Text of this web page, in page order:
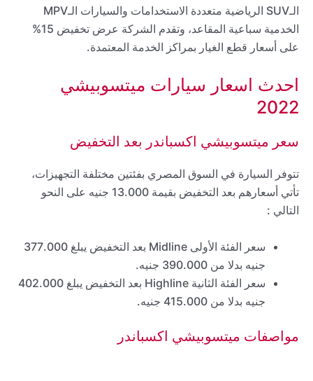
الـSUV الرياضية متعددة الاستخدامات والسيارات الـMPV
الخدمية سباعية المقاعد، وتقدم الشركة عرض تخفيض 15%
على أسعار قطع الغيار بمراكز الخدمة المعتمدة.
احدث اسعار سيارات ميتسوبيشي
2022
سعر ميتسوبيشي اكسباندر بعد التخفيض
تتوفر السيارة في السوق المصري بفئتين مختلفة التجهيزات،
تأتي أسعارهم بعد التخفيض بقيمة 13.000 جنيه على النحو
التالي :
سعر الفئة الأولى Midline بعد التخفيض يبلغ 377.000
جنيه بدلا من 390.000 جنيه.
سعر الفئة الثانية Highline بعد التخفيض يبلغ 402.000
جنيه بدلا من 415.000 جنيه.
مواصفات ميتسوبيشي اكسباندر